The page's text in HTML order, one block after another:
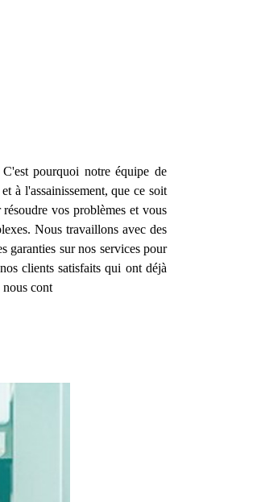
pourquoi notre équipe de
à l'assainissement, que ce soit
vos problèmes et vous
Nous travaillons avec des
garanties sur nos services pour
clients satisfaits qui ont déjà
nous cont